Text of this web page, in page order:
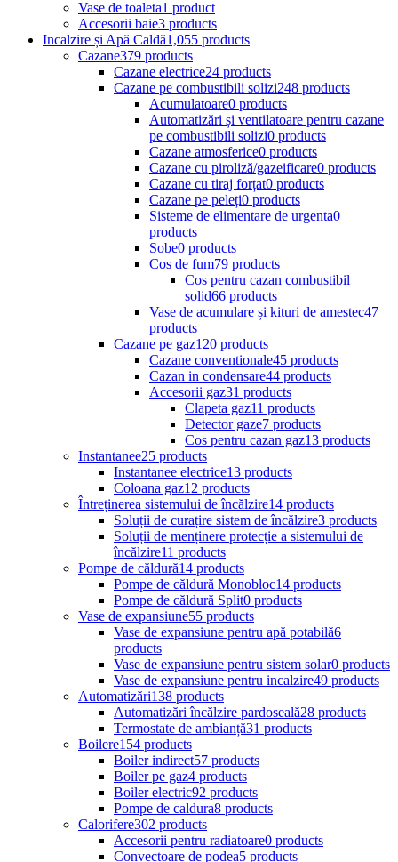
Vase de toaleta1 product
Accesorii baie3 products
Incalzire și Apă Caldă1,055 products
Cazane379 products
Cazane electrice24 products
Cazane pe combustibili solizi248 products
Acumulatoare0 products
Automatizări și ventilatoare pentru cazane
pe combustibili solizi0 products
Cazane atmosferice0 products
Cazane cu piroliză/gazeificare0 products
Cazane cu tiraj forțat0 products
Cazane pe peleți0 products
Sisteme de elimentare de urgenta0
products
Sobe0 products
Cos de fum79 products
Cos pentru cazan combustibil
solid66 products
Vase de acumulare și kituri de amestec47
products
Cazane pe gaz120 products
Cazane conventionale45 products
Cazan in condensare44 products
Accesorii gaz31 products
Clapeta gaz11 products
Detector gaze7 products
Cos pentru cazan gaz13 products
Instantanee25 products
Instantanee electrice13 products
Coloana gaz12 products
Întreținerea sistemului de încălzire14 products
Soluții de curațire sistem de încălzire3 products
Soluții de menținere protecție a sistemului de
încălzire11 products
Pompe de căldură14 products
Pompe de căldură Monobloc14 products
Pompe de căldură Split0 products
Vase de expansiune55 products
Vase de expansiune pentru apă potabilă6
products
Vase de expansiune pentru sistem solar0 products
Vase de expansiune pentru incalzire49 products
Automatizări138 products
Automatizări încălzire pardoseală28 products
Termostate de ambianță31 products
Boilere154 products
Boiler indirect57 products
Boiler pe gaz4 products
Boiler electric92 products
Pompe de caldura8 products
Calorifere302 products
Accesorii pentru radiatoare0 products
Convectoare de podea5 products